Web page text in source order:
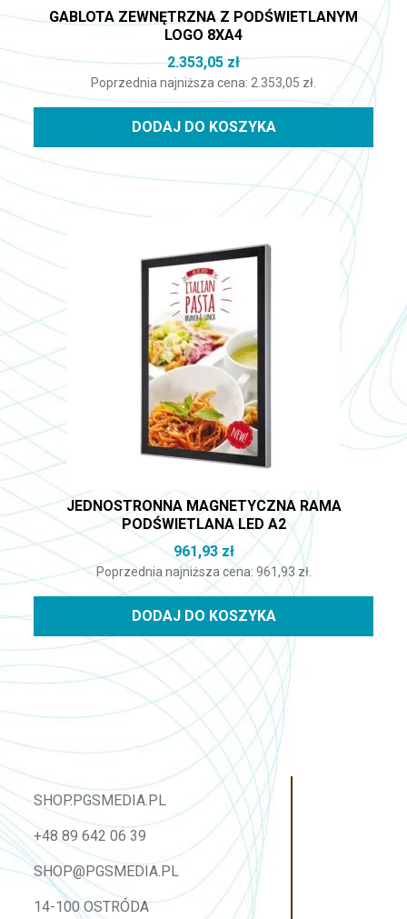
GABLOTA ZEWNĘTRZNA Z PODŚWIETLANYM
LOGO 8XA4
2.353,05 zł
Poprzednia najniższa cena: 2.353,05 zł
DODAJ DO KOSZYKA
JEDNOSTRONNA MAGNETYCZNA RAMA
PODŚWIETLANA LED A2
961,93 zł
Poprzednia najniższa cena: 961,93 zł.
DODAJ DO KOSZYKA
SHOP.PGSMEDIA.PL
+48 89 642 06 39
SHOP@PGSMEDIA.PL
14-100 OSTRÓDA